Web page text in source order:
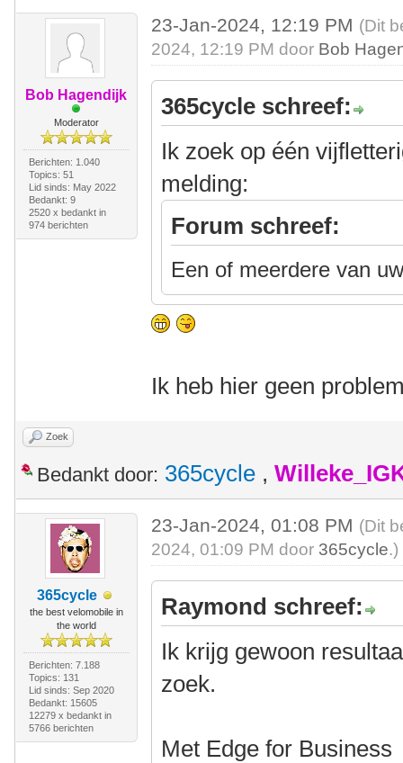
Bob Hagendijk
Moderator
Berichten: 1.040
Topics: 51
Lid sinds: May 2022
Bedankt: 9
2520 x bedankt in
974 berichten
23-Jan-2024, 12:19 PM (Dit
2024, 12:19 PM door Bob
365cycle schreef:
Ik zoek op één
melding:
Forum schreef:
Een of meerdere van
Ik heb hier geen
Zoek
Bedankt door: 365cycle ,
365cycle
the best velomobile in
the world
Berichten: 7.188
Topics: 131
Lid sinds: Sep 2020
Bedankt: 15605
12279 x bedankt in
5766 berichten
23-Jan-2024, 01:08 PM (Dit
2024, 01:09 PM door 365cycle.)
Raymond schreef:
Ik krijg gewoon
zoek.
Met Edge for Business